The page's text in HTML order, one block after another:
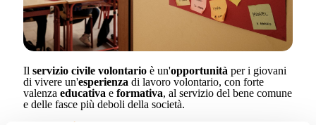
Il servizio civile volontario è un'opportunità per i giovani
di vivere un'esperienza di lavoro volontario, con forte
valenza educativa e formativa, al servizio del bene comune
e delle fasce più deboli della società.